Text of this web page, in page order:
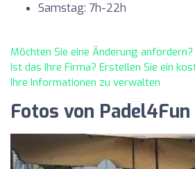
Samstag: 7h-22h
Möchten Sie eine Änderung anfordern?
Ist das Ihre Firma? Erstellen Sie ein
Ihre Informationen zu verwalten
Fotos von Padel4Fun